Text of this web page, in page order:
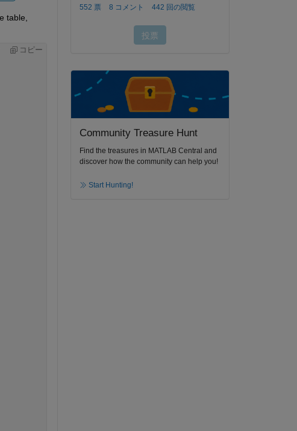
table,
コピー
Community Treasure Hunt
Find the treasures in MATLAB Central and
discover how the community can help you!
Start Hunting!